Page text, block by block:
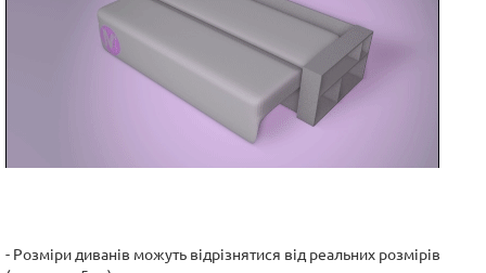
- Розміри диванів можуть відрізнятися від реальних розмірів